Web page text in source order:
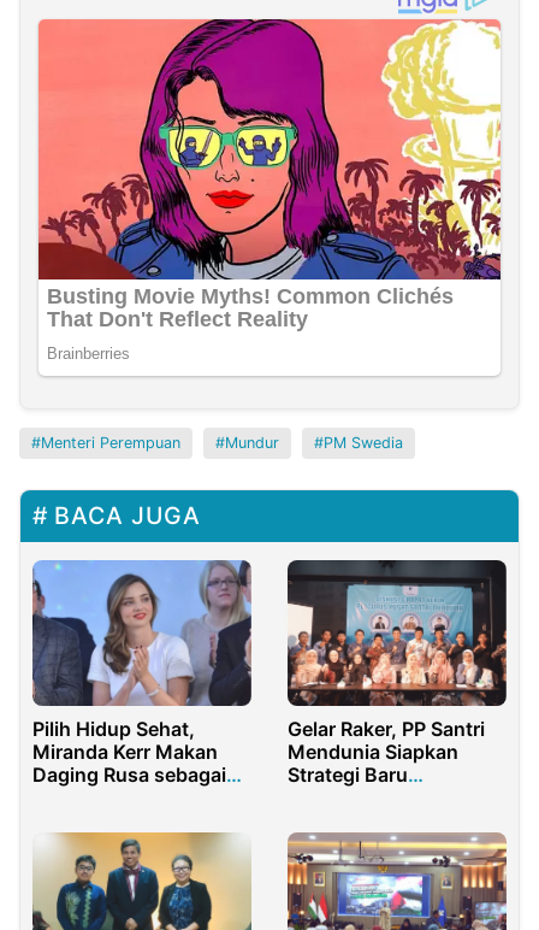
Menteri Perempuan Mundur PM Swedia
BACA JUGA
Pilih Hidup Sehat,
Miranda Kerr Makan
Daging Rusa sebagai
Gelar Raker, PP Santri
Mendunia Siapkan
Strategi Baru